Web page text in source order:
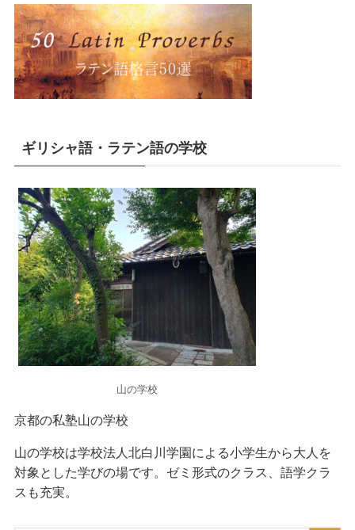
ギリシャ語・ラテン語の学校
山の学校
京都の私塾山の学校
山の学校は学校法人北白川学園による小学生から大人を
対象とした学びの場です。ゼミ形式のクラス、語学クラ
スも充実。